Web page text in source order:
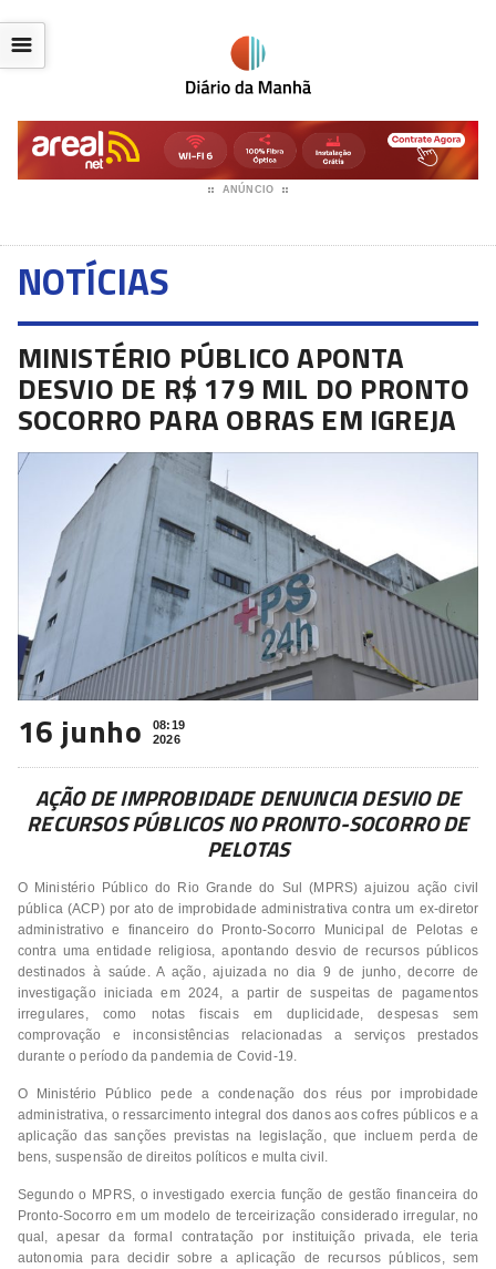
ANÚNCIO
☰
NOTÍCIAS
MINISTÉRIO PÚBLICO APONTA
DESVIO DE R$ 179 MIL DO PRONTO
SOCORRO PARA OBRAS EM IGREJA
16 junho
08:19
2026
AÇÃO DE IMPROBIDADE DENUNCIA DESVIO DE
RECURSOS PÚBLICOS NO PRONTO-SOCORRO DE
PELOTAS
O Ministério Público do Rio Grande do Sul (MPRS) ajuizou ação civil
pública (ACP) por ato de improbidade administrativa contra um ex-diretor
administrativo e financeiro do Pronto-Socorro Municipal de Pelotas e
contra uma entidade religiosa, apontando desvio de recursos públicos
destinados à saúde. A ação, ajuizada no dia 9 de junho, decorre de
investigação iniciada em 2024, a partir de suspeitas de pagamentos
irregulares, como notas fiscais em duplicidade, despesas sem
comprovação e inconsistências relacionadas a serviços prestados
durante o período da pandemia de Covid-19.
O Ministério Público pede a condenação dos réus por improbidade
administrativa, o ressarcimento integral dos danos aos cofres públicos e a
aplicação das sanções previstas na legislação, que incluem perda de
bens, suspensão de direitos políticos e multa civil.
Segundo o MPRS, o investigado exercia função de gestão financeira do
Pronto-Socorro em um modelo de terceirização considerado irregular, no
qual, apesar da formal contratação por instituição privada, ele teria
autonomia para decidir sobre a aplicação de recursos públicos, sem